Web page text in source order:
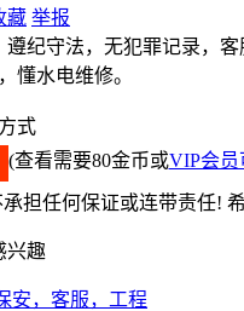
藏 举报
纪守法，无犯罪记录，
懂水电维修。
式
(查看需要80金币或VIP会员
担任何保证或连带责任!
兴趣
安，客服，工程